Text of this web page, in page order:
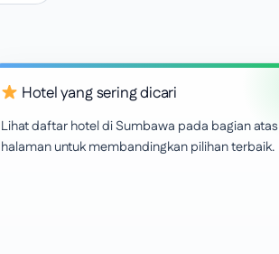
Hotel yang sering dicari
Lihat daftar hotel di Sumbawa pada bagian atas
halaman untuk membandingkan pilihan terbaik.